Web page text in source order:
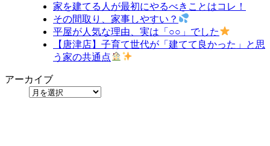
家を建てる人が最初にやるべきことはコレ！
その間取り、家事しやすい？
平屋が人気な理由、実は「○○」でした
【唐津店】子育て世代が「建てて良かった」と思
う家の共通点
アーカイブ